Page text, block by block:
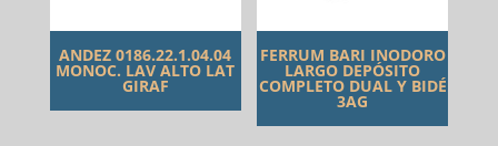
ANDEZ 0186.22.1.04.04
MONOC. LAV ALTO LAT
GIRAF
FERRUM BARI INODORO
LARGO DEPÓSITO
COMPLETO DUAL Y BIDÉ
3AG